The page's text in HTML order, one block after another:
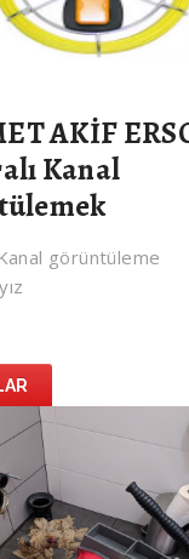
AKİF
Kanal
görüntüleme